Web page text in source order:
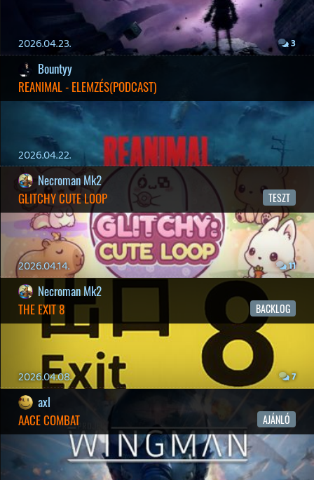
MINDEN IDŐK LEGJOBB INTRÓI #1
2026.03.15.
Necroman Mk2
HIGHGUARD - NECRO'S LOG
2026.03.13.
Impresszum | Hirdetési ajánlatunk
Felhasználási feltételek
|
Sütik
Hírek | Cikkek
Gaming Fórum | Offtopic Fórum
Blog RSS | Podcast RSS |
Instagram
Youtube Facebook